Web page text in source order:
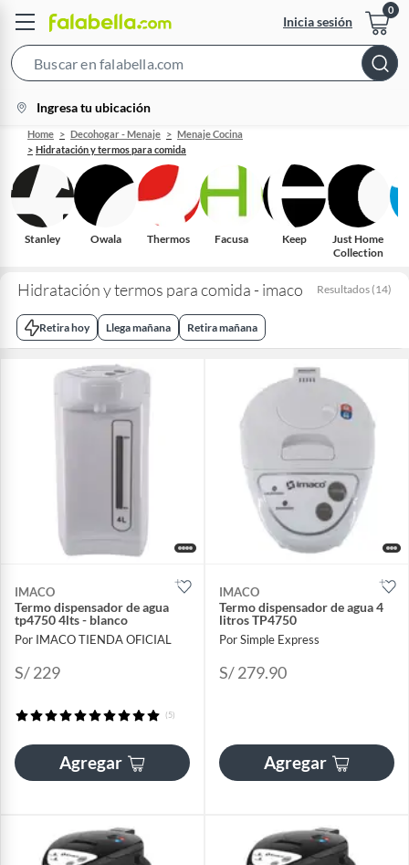
Inicia sesión
Bar
location-
icon
Ingresa tu ubicación
Home Decohogar - Menaje
Menaje Cocina
Hidratación y termos para comida
Stanley Owala Thermos Facusa Keep
Just Home
Collection
Hidratación y termos para comida - imaco Resultados (14)
Retira hoy Llega mañana Retira mañana
IMACO
Termo dispensador de agua
tp4750 4lts - blanco
Por IMACO TIENDA OFICIAL
S/ 229
(5)
Agregar
IMACO
Termo dispensador de agua 4
litros TP4750
Por Simple Express
S/ 279.90
Agregar